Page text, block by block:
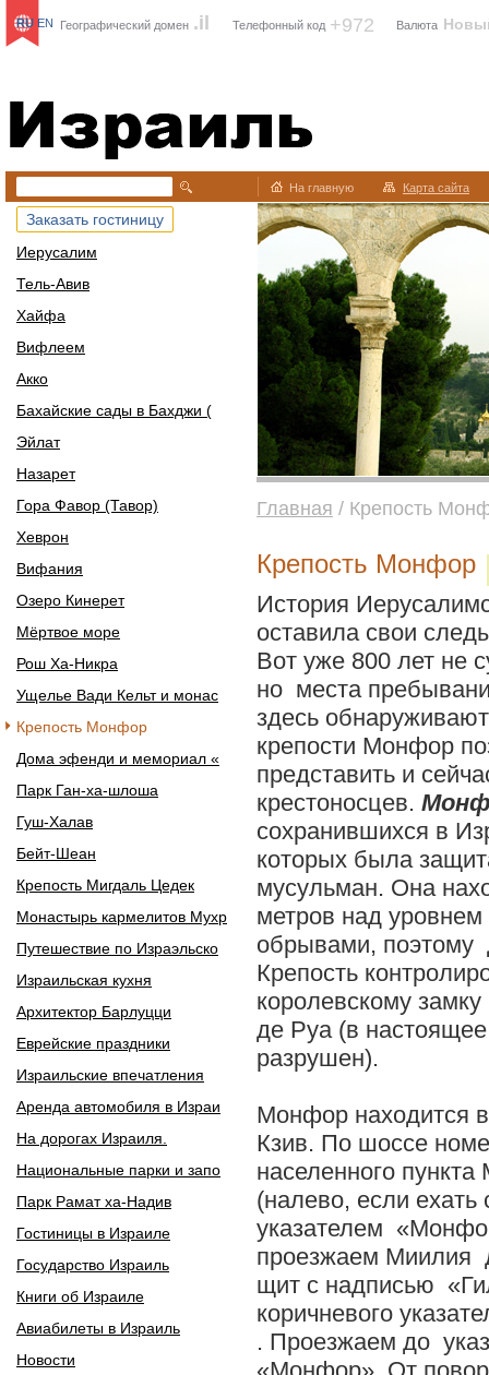
Израиль
Географический домен .il Телефонный код +972 Валюта
RU EN
На главную Карта сайта
Заказать гостиницу
Иерусалим
Тель-Авив
Хайфа
Вифлеем
Акко
Бахайские сады в Бахджи (
Эйлат
Назарет
Гора Фавор (Тавор)
Хеврон
Вифания
Озеро Кинерет
Мёртвое море
Рош Ха-Никра
Ущелье Вади Кельт и монас
Крепость Монфор
Дома эфенди и мемориал «
Парк Ган-ха-шлоша
Гуш-Халав
Бейт-Шеан
Крепость Мигдаль Цедек
Монастырь кармелитов Мухр
Путешествие по Израэльско
Израильская кухня
Архитектор Барлуцци
Еврейские праздники
Израильские впечатления
Аренда автомобиля в Израи
На дорогах Израиля.
Национальные парки и запо
Парк Рамат ха-Надив
Гостиницы в Израиле
Государство Израиль
Книги об Израиле
Авиабилеты в Израиль
Новости
Главная / Крепость
Крепость Монфор
История
оставила свои
Вот уже 800 лет не
но места
здесь
крепости Монфор
представить и
крестоносцев.
сохранившихся в
которых была
мусульман. Она
метров над
обрывами, поэтому
Крепость
королевскому
де Руа (в
разрушен).
Монфор находится
Кзив. По шоссе
населенного
(налево, если
указателем
проезжаем Миилия
щит с надписью
коричневого
. Проезжаем до